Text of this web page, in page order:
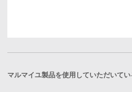
マルマイユ製品を使用していただいて